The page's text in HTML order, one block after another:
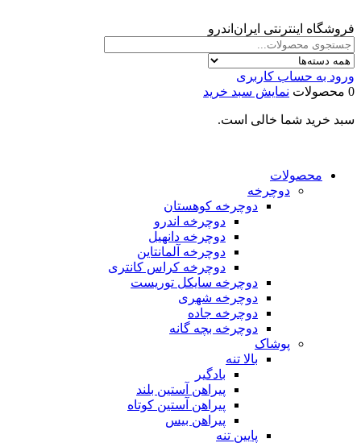
فروشگاه اینترنتی ایران‌اندرو
ورود به حساب کاربری
0 محصولات
نمایش سبد خرید
سبد خرید شما خالی است.
محصولات
دوچرخه
دوچرخه کوهستان
دوچرخه اندرو
دوچرخه دانهیل
دوچرخه آلمانتاین
دوچرخه کراس کانتری
دوچرخه سایکل توریست
دوچرخه شهری
دوچرخه جاده
دوچرخه بچه گانه
پوشاک
بالا تنه
بادگیر
پیراهن آستین بلند
پیراهن آستین کوتاه
پیراهن بیس
پایین تنه